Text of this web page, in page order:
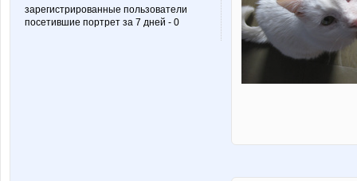
зарегистрированные пользователи
посетившие портрет за 7 дней - 0